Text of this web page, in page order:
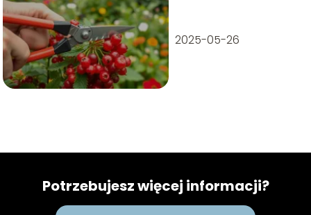
2025-05-26
Potrzebujesz więcej informacji?